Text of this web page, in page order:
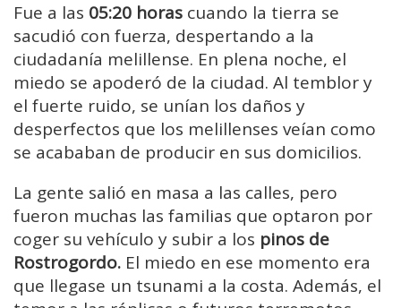
Fue a las 05:20 horas cuando la tierra se
sacudió con fuerza, despertando a la
ciudadanía melillense. En plena noche, el
miedo se apoderó de la ciudad. Al temblor y
el fuerte ruido, se unían los daños y
desperfectos que los melillenses veían como
se acababan de producir en sus domicilios.
La gente salió en masa a las calles, pero
fueron muchas las familias que optaron por
coger su vehículo y subir a los pinos de
Rostrogordo. El miedo en ese momento era
que llegase un tsunami a la costa. Además, el